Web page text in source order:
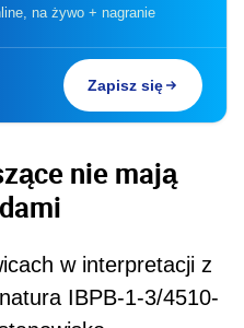
na żywo + nagranie
Zapisz się
nie mają
w interpretacji z
IBPB-1-3/4510-